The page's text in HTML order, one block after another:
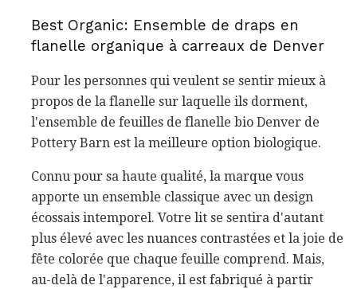
Best Organic: Ensemble de draps en
flanelle organique à carreaux de Denver
Pour les personnes qui veulent se sentir mieux à
propos de la flanelle sur laquelle ils dorment,
l'ensemble de feuilles de flanelle bio Denver de
Pottery Barn est la meilleure option biologique.
Connu pour sa haute qualité, la marque vous
apporte un ensemble classique avec un design
écossais intemporel. Votre lit se sentira d'autant
plus élevé avec les nuances contrastées et la joie de
fête colorée que chaque feuille comprend. Mais,
au-delà de l'apparence, il est fabriqué à partir